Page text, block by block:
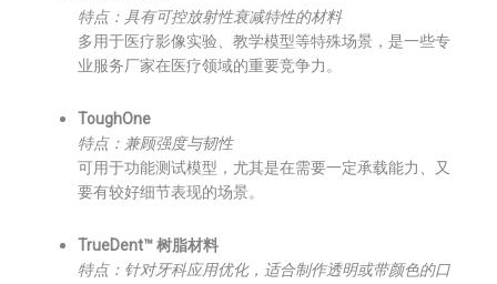
特点：具有可控放射性衰减特性的材料
多用于医疗影像实验、教学模型等特殊场景，是一些专
业服务厂家在医疗领域的重要竞争力。
ToughOne
特点：兼顾强度与韧性
可用于功能测试模型，尤其是在需要一定承载能力、又
要有较好细节表现的场景。
TrueDent™ 树脂材料
特点：针对牙科应用优化，适合制作透明或带颜色的口